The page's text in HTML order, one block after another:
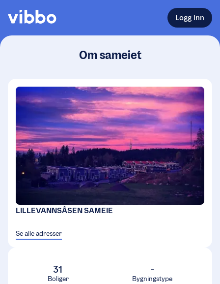
Logg inn
Om sameiet
LILLEVANNSÅSEN SAMEIE
Se alle adresser
31
Boliger
-
Bygningstype